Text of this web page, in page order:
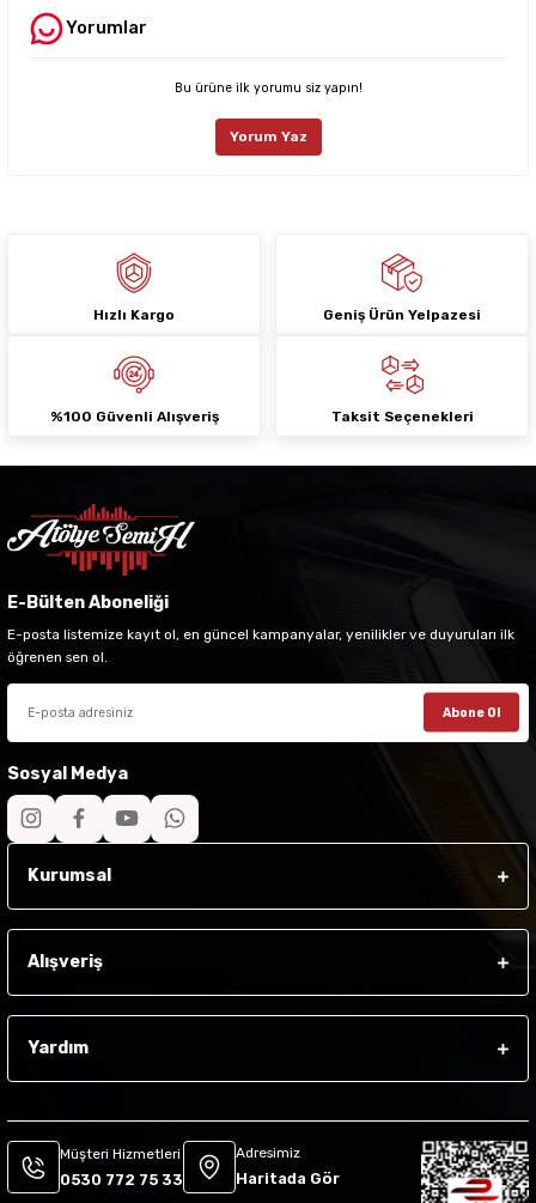
Ürün resmi kalitesiz, bozuk veya görüntülenemiyor.
Ürün fiyatı diğer sitelerden daha pahalı.
Deneyimini Paylaş
Yorumlar
Bu ürüne ilk yorumu siz yapın!
Yorum Yaz
Hızlı Kargo Geniş Ürün Yelpazesi
%100 Güvenli Alışveriş Taksit Seçenekleri
E-Bülten Aboneliği
E-posta listemize kayıt ol, en güncel kampanyalar, yenilikler ve duyuruları ilk
öğrenen sen ol.
Abone Ol
Sosyal Medya
Kurumsal
Alışveriş
Yardım
Müşteri Hizmetleri
0530 772 75 33
Adresimiz
Haritada Gör